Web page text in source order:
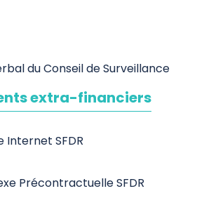
du Conseil de Surveillance
extra-financiers
Internet SFDR
Précontractuelle SFDR